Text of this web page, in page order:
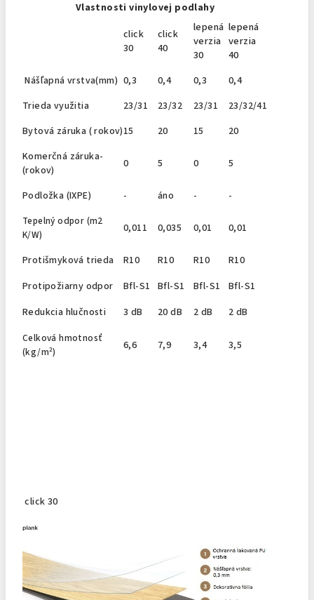
Vlastnosti vinylovej podlahy
click
30
click
40
lepená
verzia
30
lepená
verzia
40
Nášľapná vrstva(mm) 0,3 0,4 0,3
0,4
Trieda využitia
23/31 23/32 23/31
23/32/41
Bytová záruka ( rokov)15 20 15
20
Komerčná záruka-
(rokov)
0 5 0 5
Podložka (IXPE) - áno - -
Tepelný odpor (m2
K/W)
0,011 0,035 0,01 0,01
Protišmyková trieda R10 R10 R10
R10
Protipožiarny odpor
Bfl-S1 Bfl-S1 Bfl-S1
Bfl-S1
Redukcia hlučnosti
3 dB 20 dB 2 dB 2 dB
Celková hmotnosť
(kg/m²)
6,6 7,9 3,4 3,5
click 30